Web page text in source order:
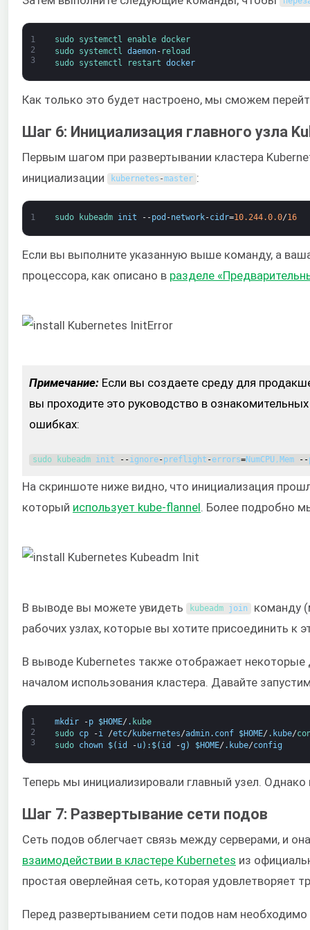
1
2
3
sudo systemctl enable docker
sudo systemctl daemon- reload
sudo systemctl restart docker
Как только это будет настроено, мы сможем
Шаг 6: Инициализация главного узла
Первым шагом при развертывании кластера
инициализации
kubernetes -master :
1 sudo kubeadm init --pod -network-cidr=10.244.0.0/16
Если вы выполните указанную выше команду, а
процессора, как описано в разделе
Примечание: Если вы создаете среду для
вы проходите это руководство в
ошибках:
sudo kubeadm init --ignore-preflight -errors=NumCPU,Mem --
На скриншоте ниже видно, что инициализация
который использует kube-flannel . Более подробно
В выводе вы можете увидеть kubeadm join команду
рабочих узлах, которые вы хотите присоединить к
В выводе Kubernetes также отображает некоторые
началом использования кластера. Давайте
1
2
3
mkdir -p $HOME/ . kube
sudo cp -i /etc/ kubernetes/admin. conf $HOME/ . kube/
sudo chown $( id -u) : $( id -g ) $HOME/ . kube/config
Теперь мы инициализировали главный узел.
Шаг 7: Развертывание сети подов
Сеть подов облегчает связь между серверами, и
взаимодействии в кластере Kubernetes из
простая оверлейная сеть, которая удовлетворяет
Перед развертыванием сети подов нам